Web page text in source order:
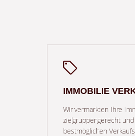
IMMOBILIE
Wir vermarkten Ihre
zielgruppengerecht
bestmöglichen